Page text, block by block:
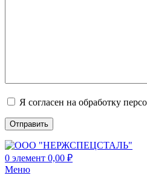
Я согласен на обработку
0 элемент 0,00 ₽
Меню